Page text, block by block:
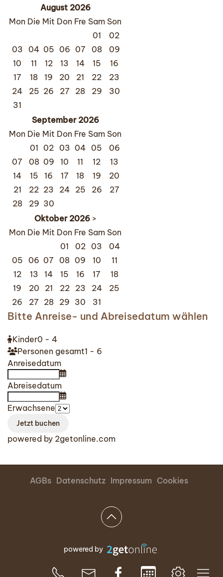
August 2026
Mon Die Mit Don Fre Sam Son
01
02
03
04 05 06 07 08
09
10
11 12 13 14 15
16
17
18 19 20 21 22
23
24
25 26 27 28 29
30
31
September 2026
Mon Die Mit Don Fre Sam Son
01 02 03 04 05
06
07
08 09 10 11 12
13
14
15 16 17 18 19
20
21
22 23 24 25 26
27
28
29 30
Oktober 2026 >
Mon Die Mit Don Fre Sam Son
01
02 03
04
05
06 07 08 09 10
11
12
13 14 15 16 17
18
19
20 21 22 23 24
25
26
27 28 29 30 31
Bitte Anreise- und Abreisedatum wählen
Kinder0 - 4
Personen gesamt1 - 6
Anreisedatum
Abreisedatum
Erwachsene
powered by 2getonline.com
AGBs Datenschutz Impressum Cookies
powered by